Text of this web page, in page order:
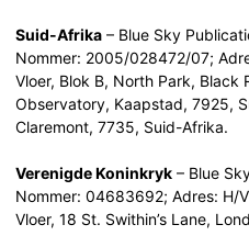
Suid-Afrika – Blue Sky
Nommer: 2005/028472/07;
Vloer, Blok B, North Park, Black
Observatory, Kaapstad, 7925,
Claremont, 7735, Suid-Afrika.
Verenigde Koninkryk – Blue
Nommer: 04683692; Adres: H/
Vloer, 18 St. Swithin’s Lane,